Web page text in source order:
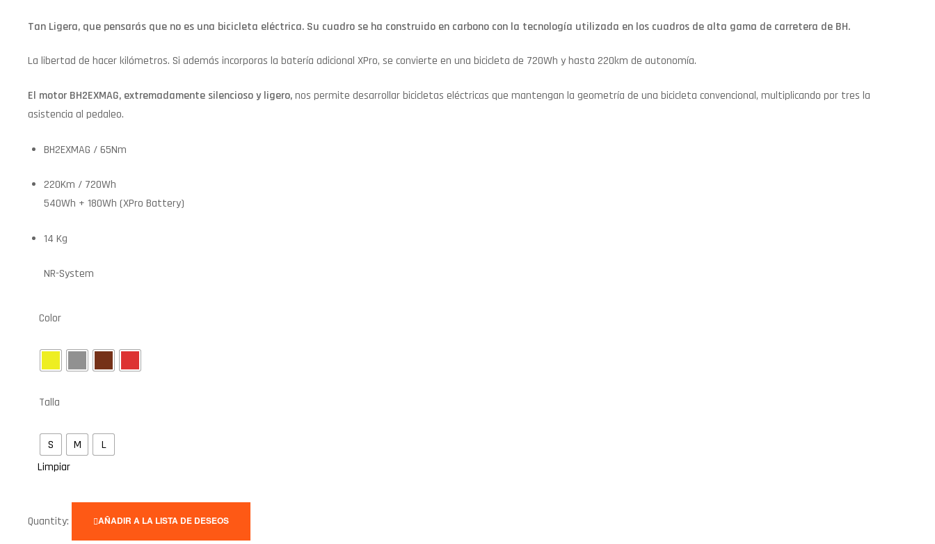
Tan Ligera, que pensarás que no es una bicicleta eléctrica. Su cuadro se ha construido en carbono con la tecnología utilizada en los cuadros de alta gama de carretera de BH.
La libertad de hacer kilómetros. Si además incorporas la batería adicional XPro, se convierte en una bicicleta de 720Wh y hasta 220km de autonomía.
El motor BH2EXMAG, extremadamente silencioso y ligero,nos permite desarrollar bicicletas eléctricas que mantengan la geometría de una bicicleta convencional, multiplicando por tres la
asistencia al pedaleo.
BH2EXMAG / 65Nm
220Km / 720Wh
540Wh + 180Wh (XPro Battery)
14 Kg
NR-System
Color
Talla
S M
L
Limpiar
Quantity: AÑADIR A LA LISTA DE DESEOS